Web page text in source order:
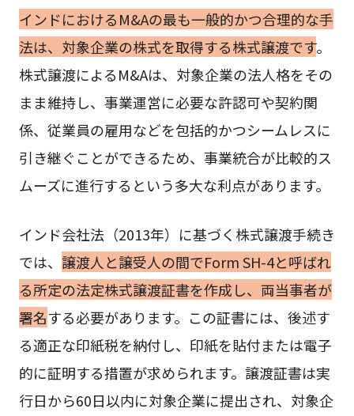
インドにおけるM&Aの最も一般的かつ合理的な手
法は、対象企業の株式を取得する株式譲渡です。
株式譲渡によるM&Aは、対象企業の法人格をその
まま維持し、事業運営に必要な許認可や契約関
係、従業員の雇用などを包括的かつシームレスに
引き継ぐことができるため、事業統合が比較的ス
ムーズに進行するという多大な利点があります。
インド会社法（2013年）に基づく株式譲渡手続き
では、 譲渡人と譲受人の間でForm SH-4と呼ばれ
る所定の法定株式譲渡証書を作成し、両当事者が
署名する必要があります。この証書には、後述す
る適正な印紙税を納付し、印紙を貼付または電子
的に証明する措置が求められます。譲渡証書は実
行日から60日以内に対象企業に提出され、対象企